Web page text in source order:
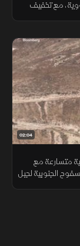
مع تخفيف
02:04
متسارعة مع
الجنوبية لجبل